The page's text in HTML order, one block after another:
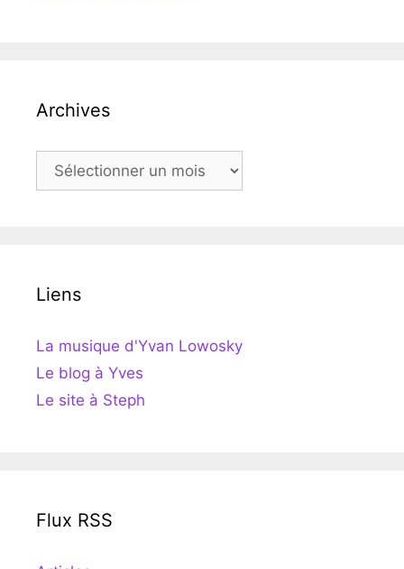
Archives
Archives
Liens
La musique d'Yvan Lowosky
Le blog à Yves
Le site à Steph
Flux RSS